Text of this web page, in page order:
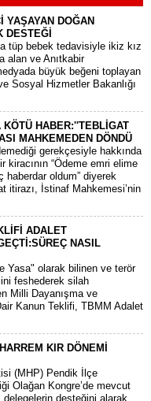
YAŞAYAN DOĞAN
DESTEĞİ
tüp bebek tedavisiyle ikiz kız
alan ve Anıtkabir
büyük beğeni toplayan
Sosyal Hizmetler Bakanlığı
KÖTÜ HABER:''TEBLİGAT
MAHKEMEDEN DÖNDÜ
gerekçesiyle hakkında
kiracının “Ödeme emri elime
haberdar oldum” diyerek
itirazı, İstinaf Mahkemesi’nin
ADALET
NASIL
Yasa" olarak bilinen ve terör
feshederek silah
Milli Dayanışma ve
Kanun Teklifi, TBMM Adalet
KIR DÖNEMİ
(MHP) Pendik İlçe
Olağan Kongre’de mevcut
delegelerin desteğini alarak